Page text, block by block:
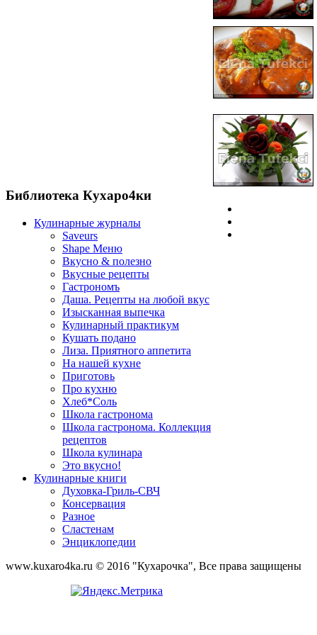
Библиотека Кухаро4ки
Кулинарные журналы
Saveurs
Shape Меню
Вкусно & полезно
Вкусные рецепты
Гастрономъ
Даша. Рецепты на любой вкус
Изысканная выпечка
Кулинарный практикум
Кушать подано
Лиза. Приятного аппетита
На нашей кухне
Приготовь
Про кухню
Хлеб*Соль
Школа гастронома
Школа гастронома. Коллекция
рецептов
Школа кулинара
Это вкусно!
Кулинарные книги
Духовка-Гриль-СВЧ
Консервация
Разное
Сластенам
Энциклопедии
www.kuxaro4ka.ru © 2016 "Кухарочка", Все права защищены